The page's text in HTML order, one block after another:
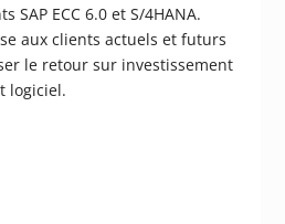
SAP ECC 6.0 et S/4HANA.
aux clients actuels et futurs
le retour sur investissement
logiciel.